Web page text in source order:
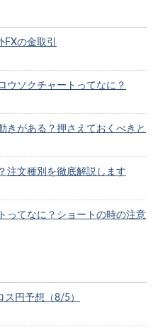
の金取引
ウソクチャートってなに？
きがある？押さえておくべきと
注文種別を徹底解説します
ってなに？ショートの時の注意
ス円予想（8/5）